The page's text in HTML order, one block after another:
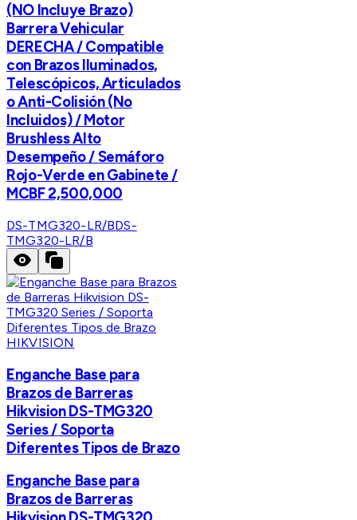
(NO Incluye Brazo)
Barrera Vehicular
DERECHA / Compatible
con Brazos Iluminados,
Telescópicos, Articulados
o Anti-Colisión (No
Incluidos) / Motor
Brushless Alto
Desempeño / Semáforo
Rojo-Verde en Gabinete /
MCBF 2,500,000
DS-TMG320-LR/BDS-
TMG320-LR/B
HIKVISION
Enganche Base para
Brazos de Barreras
Hikvision DS-TMG320
Series / Soporta
Diferentes Tipos de Brazo
Enganche Base para
Brazos de Barreras